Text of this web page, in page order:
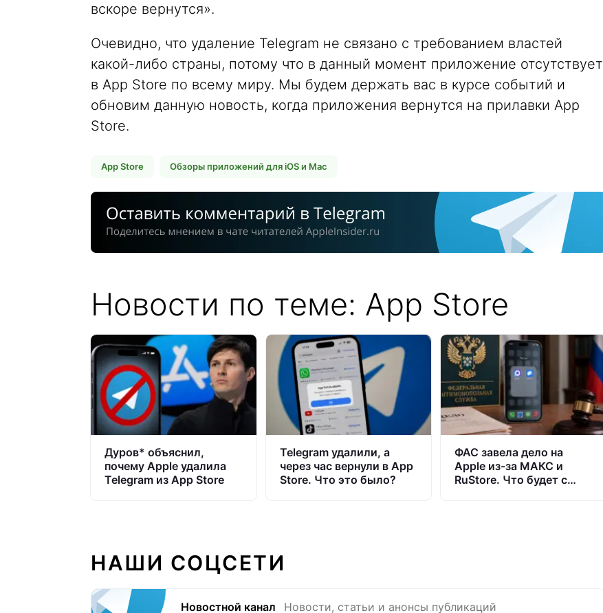
вскоре вернутся».
Очевидно, что удаление Telegram не связано с требованием властей
какой-либо страны, потому что в данный момент приложение отсутствует
в App Store по всему миру. Мы будем держать вас в курсе событий и
обновим данную новость, когда приложения вернутся на прилавки App
Store.
App Store Обзоры приложений для iOS и Mac
Новости по теме: App Store
Дуров* объяснил,
почему Apple удалила
Telegram из App Store
Telegram удалили, а
через час вернули в App
Store. Что это было?
ФАС завела дело на
Apple из-за МАКС и
RuStore. Что будет с
НАШИ СОЦСЕТИ
Новостной канал Новости, статьи и анонсы публикаций